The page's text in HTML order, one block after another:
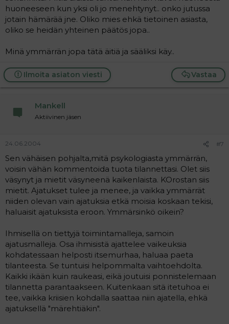
huoneeseen kun yksi oli jo menehtynyt.. onko jutussa
jotain hämärää jne. Oliko mies ehkä tietoinen asiasta,
oliko se heidän yhteinen päätös jopa..
Minä ymmärrän jopa tätä äitiä ja sääliksi käy..
Vastaa
Ilmoita asiaton viesti
Mankell
Aktiivinen jäsen
24.06.2004 #7
Sen vähäisen pohjalta,mitä psykologiasta ymmärrän,
voisin vähän kommentoida tuota tilannettasi. Olet siis
väsynyt ja mietit väsyneenä kaikenlaista. KOrostan siis
mietit. Ajatukset tulee ja menee, ja vaikka ymmärrät
niiden olevan vain ajatuksia etkä moisia koskaan tekisi,
haluaisit ajatuksista eroon. Ymmärsinkö oikein?
Ihmisellä on tiettyjä toimintamalleja, samoin
ajatusmalleja. Osa ihmisistä ajattelee vaikeuksia
kohdatessaan helposti itsemurhaa, haluaa paeta
tilanteesta. Se tuntuisi helpommalta vaihtoehdolta.
Kaikki ikään kuin raukeasi, eikä joutuisi ponnistelemaan
tilannetta parantaakseen. Kuitenkaan sitä itetuhoa ei
tee, vaikka kriisien kohdalla saattaa niin ajatella, ehkä
ajatuksellä "märehtiäkin".